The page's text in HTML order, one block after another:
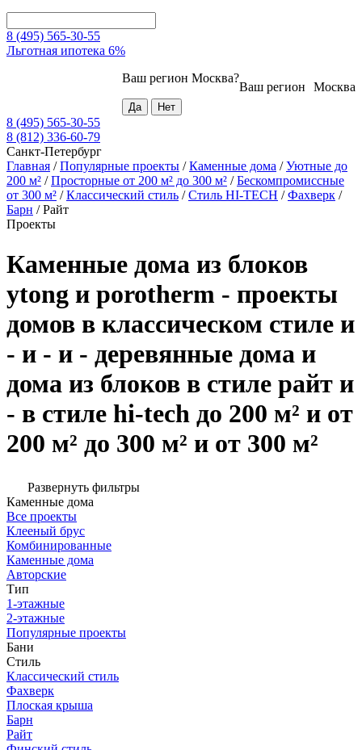
8 (495) 565-30-55
Льготная ипотека 6%
Москва
Ваш регион
Ваш регион Москва?
8 (495) 565-30-55
8 (812) 336-60-79
Санкт-Петербург
Главная /Популярные проекты /Каменные дома /Уютные до
200 м² /Просторные от 200 м² до 300 м² /Бескомпромиссные
от 300 м² /Классический стиль /Стиль HI-TECH /Фахверк /
Барн /Райт
Проекты
Каменные дома из блоков
ytong и porotherm - проекты
домов в классическом стиле и
- и - и - деревянные дома и
дома из блоков в стиле райт и
- в стиле hi-tech до 200 м² и от
200 м² до 300 м² и от 300 м²
Развернуть фильтры
Каменные дома
Все проекты
Клееный брус
Комбинированные
Каменные дома
Авторские
Тип
1-этажные
2-этажные
Популярные проекты
Бани
Стиль
Классический стиль
Фахверк
Плоская крыша
Барн
Райт